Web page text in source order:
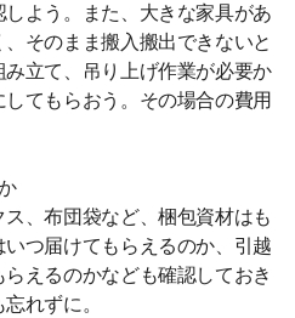
よう。また、大きな家具があ
そのまま搬入搬出できないと
立て、吊り上げ作業が必要か
てもらおう。その場合の費用
、布団袋など、梱包資材はも
つ届けてもらえるのか、引越
えるのかなども確認しておき
れずに。